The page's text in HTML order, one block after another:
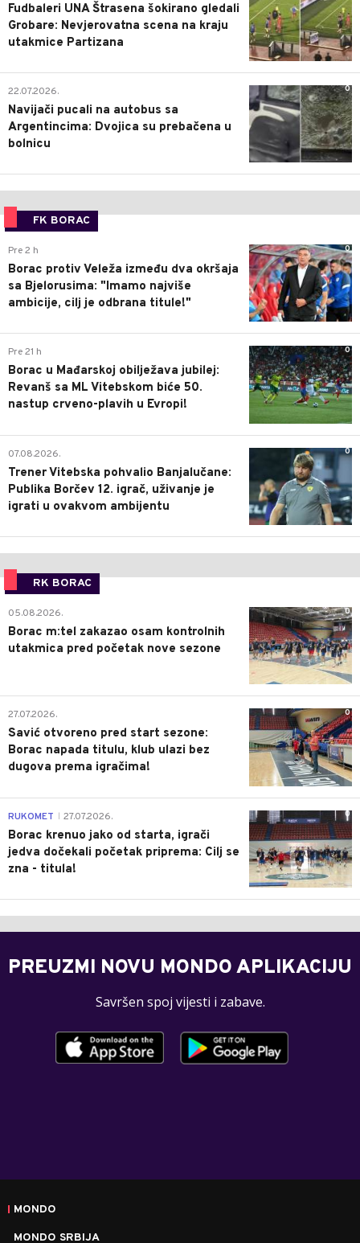
Fudbaleri UNA Štrasena šokirano gledali
Grobare: Nevjerovatna scena na kraju
utakmice Partizana
0
22.07.2026.
Navijači pucali na autobus sa
Argentincima: Dvojica su prebačena u
bolnicu
FK BORAC
0
Pre 2 h
Borac protiv Veleža između dva okršaja
sa Bjelorusima: "Imamo najviše
ambicije, cilj je odbrana titule!"
0
Pre 21 h
Borac u Mađarskoj obilježava jubilej:
Revanš sa ML Vitebskom biće 50.
nastup crveno-plavih u Evropi!
0
07.08.2026.
Trener Vitebska pohvalio Banjalučane:
Publika Borčev 12. igrač, uživanje je
igrati u ovakvom ambijentu
RK BORAC
0
05.08.2026.
Borac m:tel zakazao osam kontrolnih
utakmica pred početak nove sezone
0
27.07.2026.
Savić otvoreno pred start sezone:
Borac napada titulu, klub ulazi bez
dugova prema igračima!
0
RUKOMET 27.07.2026.
Borac krenuo jako od starta, igrači
jedva dočekali početak priprema: Cilj se
zna - titula!
PREUZMI NOVU MONDO APLIKACIJU
Savršen spoj vijesti i zabave.
MONDO
MONDO SRBIJA